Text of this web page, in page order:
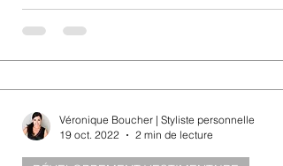
Véronique Boucher | Styliste personnelle
19 oct. 2022
2 min de lecture